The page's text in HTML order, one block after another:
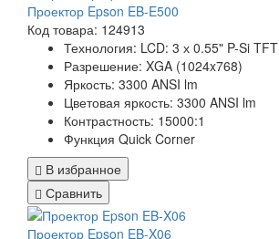
Проектор Epson EB-E500
Код товара: 124913
Технология: LCD: 3 х 0.55" P-Si TFT
Разрешение: XGA (1024x768)
Яркость: 3300 ANSI lm
Цветовая яркость: 3300 ANSI lm
Контрастность: 15000:1
Функция Quick Corner
В избранное
Сравнить
Проектор Epson EB-X06